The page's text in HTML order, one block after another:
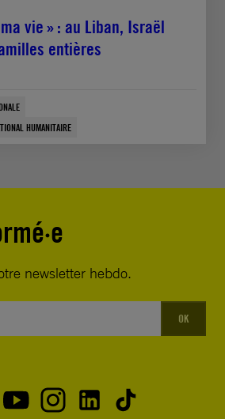
vie » : au Liban, Israël
entières
HUMANITAIRE
newsletter hebdo.
OK